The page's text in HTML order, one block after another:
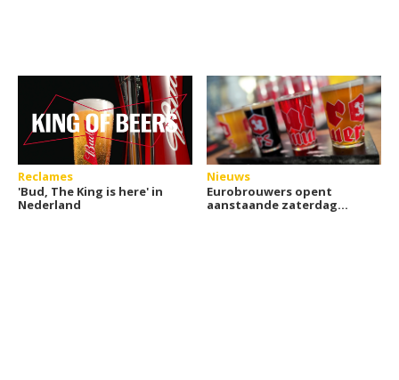
Reclames
'Bud, The King is here' in
Nederland
Nieuws
Eurobrouwers opent
aanstaande zaterdag